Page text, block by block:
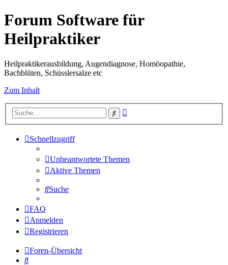
Forum Software für
Heilpraktiker
Heilpraktikerausbildung, Augendiagnose, Homöopathie,
Bachblüten, Schüsslersalze etc
Zum Inhalt
Suche
Schnellzugriff
Unbeantwortete Themen
Aktive Themen
Suche
FAQ
Anmelden
Registrieren
Foren-Übersicht
Suche